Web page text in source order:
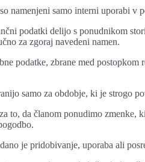
namenjeni samo interni uporabi
podatki delijo s ponudnikom
za zgoraj navedeni namen.
podatke, zbrane med
samo za obdobje, ki je strogo
to, da članom ponudimo zmenke,
je pridobivanje, uporaba ali